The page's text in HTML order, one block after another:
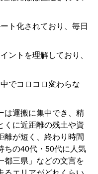
ト化されており、毎日
ントを理解しており、
でコロコロ変わらな
は運搬に集中でき、精
くに近距離の残土や資
離が短く、終わり時間
ちの40代・50代に人気
都三県」などの文言を